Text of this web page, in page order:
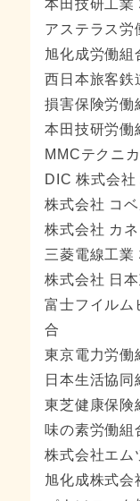
本田技研工業
アステラス労
旭化成労働組
西日本旅客鉄
損害保険労働
本田技研労働
MMCテクニ
DIC 株式会社
株式会社 コ
株式会社 カネ
三菱電線工業
株式会社 日
富士フイルム
合
東京電力労働
日本生活協同
東芝健康保険
味の素労働組
株式会社エム
旭化成株式会